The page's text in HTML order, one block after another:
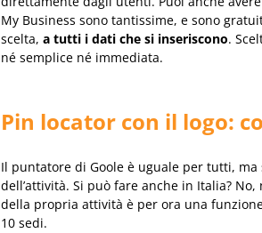
My Business sono tantissime, e sono
scelta, a tutti i dati che si inseriscono.
né semplice né immediata.
Pin locator con il logo:
Il puntatore di Goole è uguale per tutti,
dell’attività. Si può fare anche in Italia?
della propria attività è per ora una
10 sedi.